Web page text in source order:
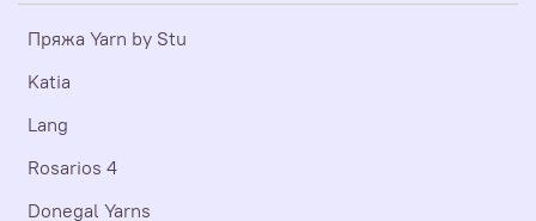
Пряжа Yarn by Stu
Katia
Lang
Rosarios 4
Donegal Yarns